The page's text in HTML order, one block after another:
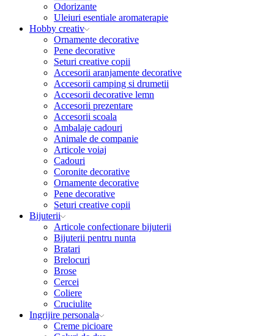
Odorizante
Uleiuri esentiale aromaterapie
Hobby creativ
Ornamente decorative
Pene decorative
Seturi creative copii
Accesorii aranjamente decorative
Accesorii camping si drumetii
Accesorii decorative lemn
Accesorii prezentare
Accesorii scoala
Ambalaje cadouri
Animale de companie
Articole voiaj
Cadouri
Coronite decorative
Ornamente decorative
Pene decorative
Seturi creative copii
Bijuterii
Articole confectionare bijuterii
Bijuterii pentru nunta
Bratari
Brelocuri
Brose
Cercei
Coliere
Cruciulite
Ingrijire personala
Creme picioare